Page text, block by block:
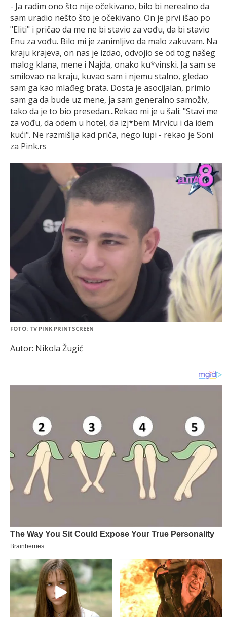
- Ja radim ono što nije očekivano, bilo bi nerealno da
sam uradio nešto što je očekivano. On je prvi išao po
"Eliti" i pričao da me ne bi stavio za vođu, da bi stavio
Enu za vođu. Bilo mi je zanimljivo da malo zakuvam. Na
kraju krajeva, on nas je izdao, odvojio se od tog našeg
malog klana, mene i Najda, onako ku*vinski. Ja sam se
smilovao na kraju, kuvao sam i njemu stalno, gledao
sam ga kao mlađeg brata. Dosta je asocijalan, primio
sam ga da bude uz mene, ja sam generalno samoživ,
tako da je to bio presedan...Rekao mi je u šali: "Stavi me
za vođu, da odem u hotel, da izj*bem Mrvicu i da idem
kući". Ne razmišlja kad priča, nego lupi - rekao je Soni
za Pink.rs
FOTO: TV PINK PRINTSCREEN
Autor: Nikola Žugić